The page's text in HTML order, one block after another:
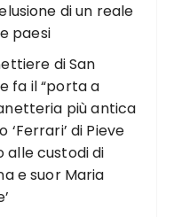
di un reale
paesi
di San
fa il “porta a
più antica
‘Ferrari’ di Pieve
alle custodi di
e suor Maria